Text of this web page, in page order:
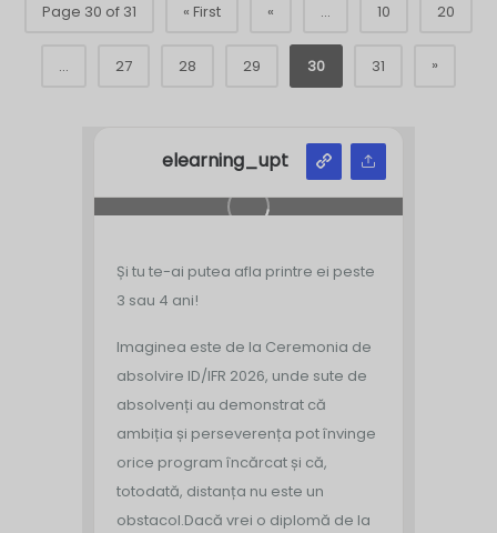
Page 30 of 31 « First « ... 10 20
... 27 28 29 30 31 »
elearning_upt
Și tu te-ai putea afla printre ei peste
3 sau 4 ani!
Imaginea este de la Ceremonia de
absolvire ID/IFR 2026, unde sute de
absolvenți au demonstrat că
ambiția și perseverența pot învinge
orice program încărcat și că,
totodată, distanța nu este un
obstacol.Dacă vrei o diplomă de la